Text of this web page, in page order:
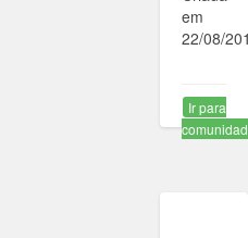
em
22/08/
Ir para